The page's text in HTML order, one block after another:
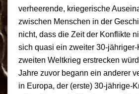
verheerende, kriegerische
zwischen Menschen in der
nicht, dass die Zeit der Konflikte
sich quasi ein zweiter 30-
zweiten Weltkrieg erstrecken
Jahre zuvor begann ein anderer
in Europa, der (erste) 30-jährige-